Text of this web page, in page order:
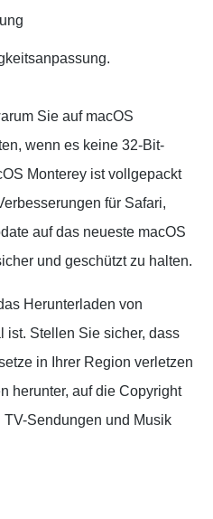
Sie auf macOS
wenn es keine 32-Bit-
Monterey ist vollgepackt
für Safari,
auf das neueste macOS
und geschützt zu halten.
Herunterladen von
ist. Stellen Sie sicher, dass
in Ihrer Region verletzen
herunter, auf die Copyright
Sendungen und Musik